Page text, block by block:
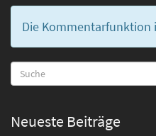
Die Kommentarfunktion
Neueste Beiträge